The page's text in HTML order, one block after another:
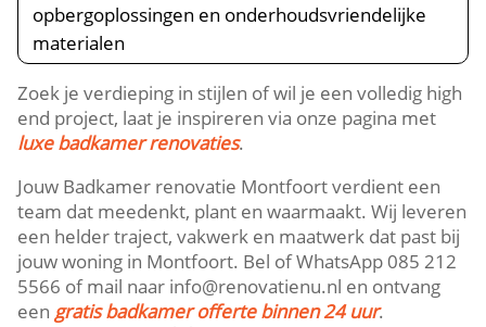
opbergoplossingen en onderhoudsvriendelijke
materialen
Zoek je verdieping in stijlen of wil je een volledig high
end project, laat je inspireren via onze pagina met
luxe badkamer renovaties.​
Jouw Badkamer renovatie Montfoort verdient een
team dat meedenkt, plant en waarmaakt.​ Wij leveren
een helder traject, vakwerk en maatwerk dat past bij
jouw woning in Montfoort.​ Bel of WhatsApp 085 212
5566 of mail naar info@renovatienu.​nl en ontvang
een gratis badkamer offerte binnen 24 uur.​